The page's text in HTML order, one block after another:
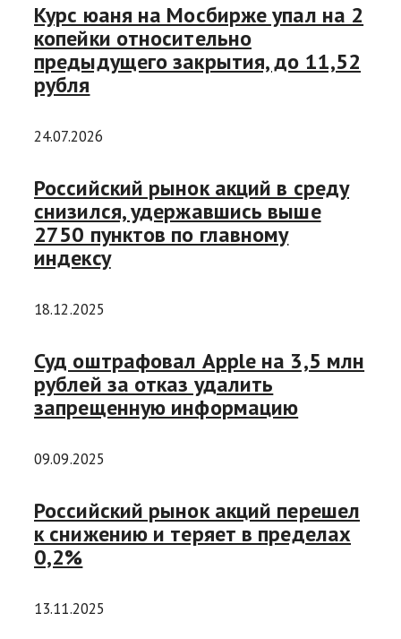
Курс юаня на Мосбирже упал на 2
копейки относительно
предыдущего закрытия, до 11,52
рубля
24.07.2026
Российский рынок акций в среду
снизился, удержавшись выше
2750 пунктов по главному
индексу
18.12.2025
Суд оштрафовал Apple на 3,5 млн
рублей за отказ удалить
запрещенную информацию
09.09.2025
Российский рынок акций перешел
к снижению и теряет в пределах
0,2%
13.11.2025